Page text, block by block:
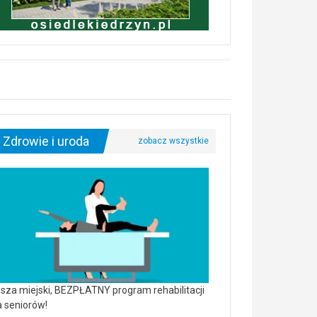
Zdrowie i uroda
miejski, BEZPŁATNY program rehabilitacji
seniorów!